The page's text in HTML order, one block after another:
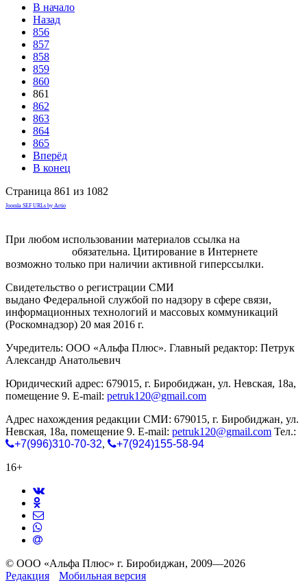
В начало
Назад
856
857
858
859
860
861
862
863
864
865
Вперёд
В конец
Страница 861 из 1082
Joomla SEF URLs by Artio
При любом использовании материалов ссылка на
обязательна. Цитирование в Интернете
возможно только при наличии активной гиперссылки.
Свидетельство о регистрации СМИ
выдано Федеральной службой по надзору в сфере связи,
информационных технологий и массовых коммуникаций
(Роскомнадзор) 20 мая 2016 г.
Учредитель: ООО «Альфа Плюс». Главный редактор: Петрук
Александр Анатольевич
Юридический адрес: 679015, г. Биробиджан, ул. Невская, 18а,
помещение 9. E-mail: petruk120@gmail.com
Адрес нахождения редакции СМИ: 679015, г. Биробиджан, ул.
Невская, 18а, помещение 9. E-mail: petruk120@gmail.com Тел.:
+7(996)310-70-32,
+7(924)155-58-94
16+
© ООО «Альфа Плюс» г. Биробиджан, 2009—2026
Редакция
Мобильная версия